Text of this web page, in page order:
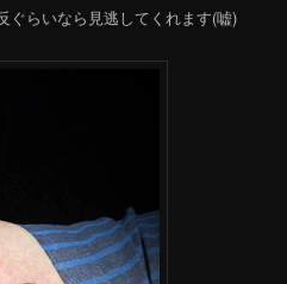
ぐらいなら見逃してくれます(嘘)